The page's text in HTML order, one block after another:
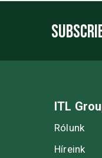
ITL
Rólunk
Híreink